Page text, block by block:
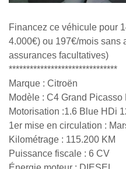
Financez ce véhicule pour
4.000€) ou 197€/mois sans
assurances facultatives)
*******************************
Marque : Citroën
Modèle : C4 Grand Picasso II
Motorisation :1.6 Blue HDi
1er mise en circulation :
Kilométrage : 115.200 KM
Puissance fiscale : 6 CV